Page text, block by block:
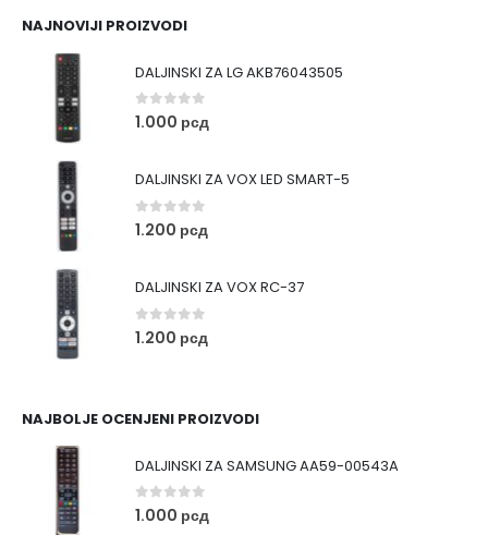
NAJNOVIJI PROIZVODI
DALJINSKI ZA LG AKB76043505
0 out of 5
1.000 рсд
DALJINSKI ZA VOX LED SMART-5
0 out of 5
1.200 рсд
DALJINSKI ZA VOX RC-37
0 out of 5
1.200 рсд
NAJBOLJE OCENJENI PROIZVODI
DALJINSKI ZA SAMSUNG AA59-00543A
0 out of 5
1.000 рсд